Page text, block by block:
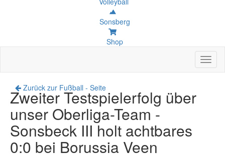
Sonsberg
Shop
Zurück zur Fußball - Seite
Zweiter Testspielerfolg über
unser Oberliga-Team -
Sonsbeck III holt achtbares
0:0 bei Borussia Veen